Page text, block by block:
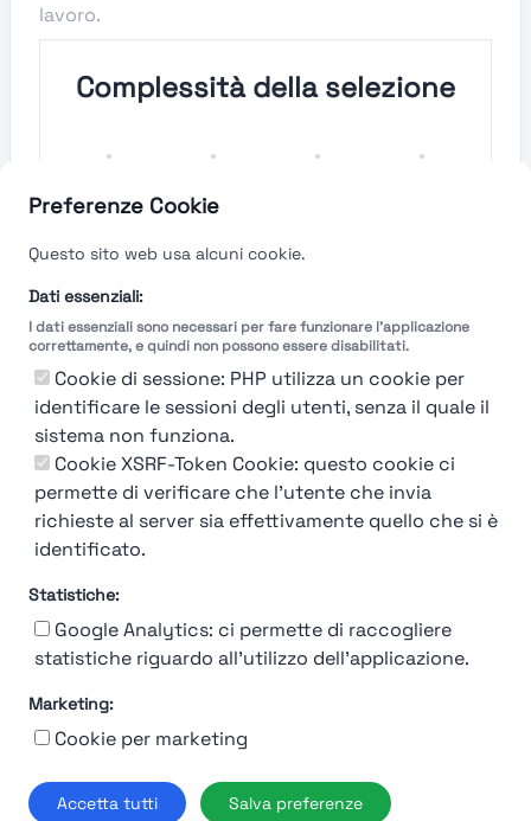
Preferenze Cookie
Questo sito web usa alcuni cookie.
Dati essenziali:
I dati essenziali sono necessari per fare funzionare l'applicazione
correttamente, e quindi non possono essere disabilitati.
Cookie di sessione: PHP utilizza un cookie per
identificare le sessioni degli utenti, senza il quale il
sistema non funziona.
Cookie XSRF-Token Cookie: questo cookie ci
permette di verificare che l'utente che invia
richieste al server sia effettivamente quello che si è
identificato.
Statistiche:
Google Analytics: ci permette di raccogliere
statistiche riguardo all'utilizzo dell'applicazione.
Marketing:
Cookie per marketing
Accetta tutti Salva preferenze
lavoro.
Complessità della selezione
Velocità del processo di
Molto
Breve Lungo
Molto
Misuriamo l'efficienza e la velocità del processo
di selezione del personale attraverso dati
aziendali, feedback dei candidati e valutazioni
Termini e Condizioni
© 2019-2026 Stupendio. Tutti i diritti riservati | Smarteris S.r.l. P.IVA
02659750992 | Capitale Sociale € 2.550 i.v.